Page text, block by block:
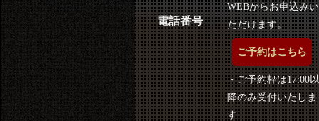
電話番号
WEBからお申込みい
ただけます。
ご予約はこちら
・ご予約枠は17:00以
降のみ受付いたしま
す